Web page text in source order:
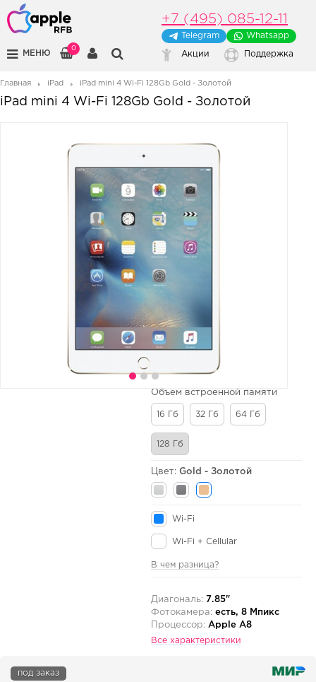
МЕНЮ
0
+7 (495) 085-12-11
Telegram Whatsapp
Акции Поддержка
Главная iPad iPad mini 4 Wi-Fi 128Gb Gold - Золотой
iPad mini 4 Wi-Fi 128Gb Gold - Золотой
Объем встроенной памяти
16 Гб 32 Гб 64 Гб
128 Гб
Цвет: Gold - Золотой
Wi-Fi
Wi-Fi + Cellular
В чем разница?
Диагональ: 7.85"
Фотокамера: есть, 8 Мпикс
Процессор: Apple A8
Все характеристики
под заказ